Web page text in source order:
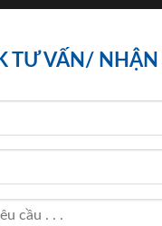
TƯ VẤN/ NHẬN